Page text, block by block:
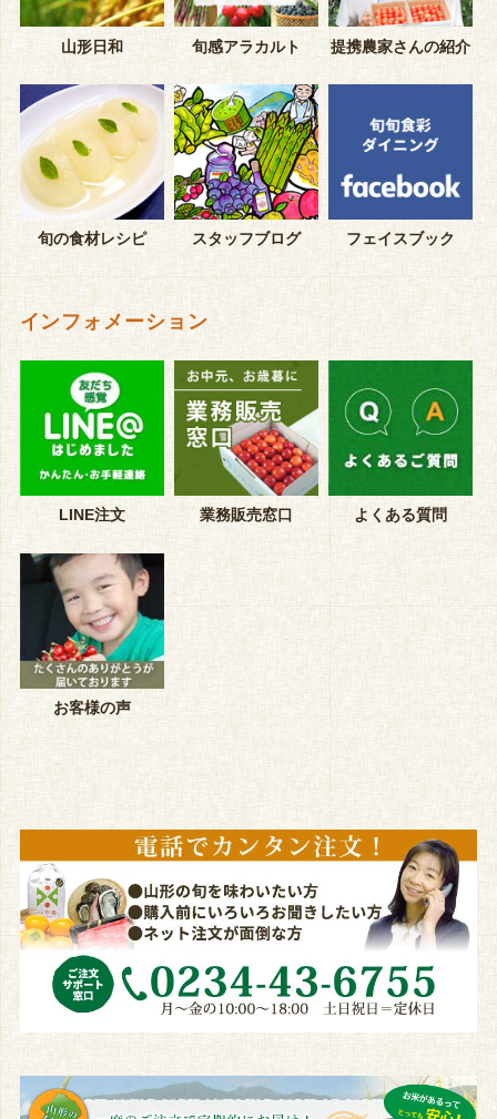
山形日和 旬感アラカルト 提携農家さんの紹介
旬の食材レシピ スタッフブログ フェイスブック
インフォメーション
LINE注文 業務販売窓口 よくある質問
お客様の声